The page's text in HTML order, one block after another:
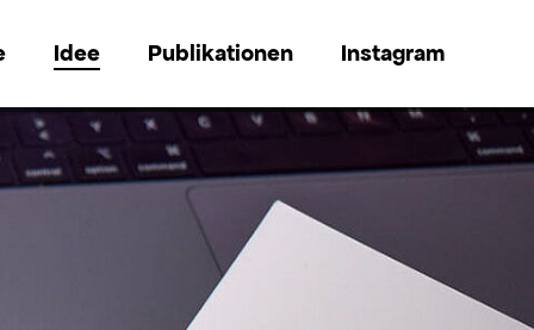
Idee Publikationen Instagram